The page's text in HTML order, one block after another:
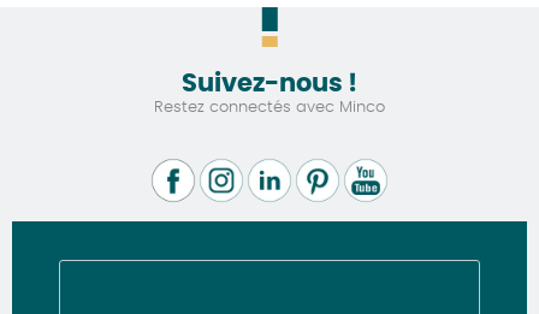
Suivez-nous !
Restez connectés avec Minco